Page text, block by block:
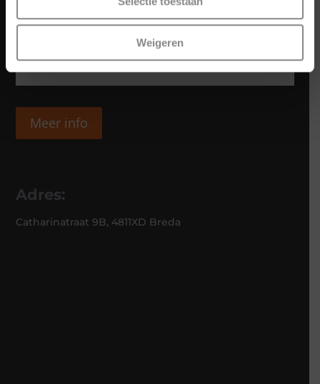
Weigeren
Meer info
Adres:
Catharinatraat 9B, 4811XD Breda